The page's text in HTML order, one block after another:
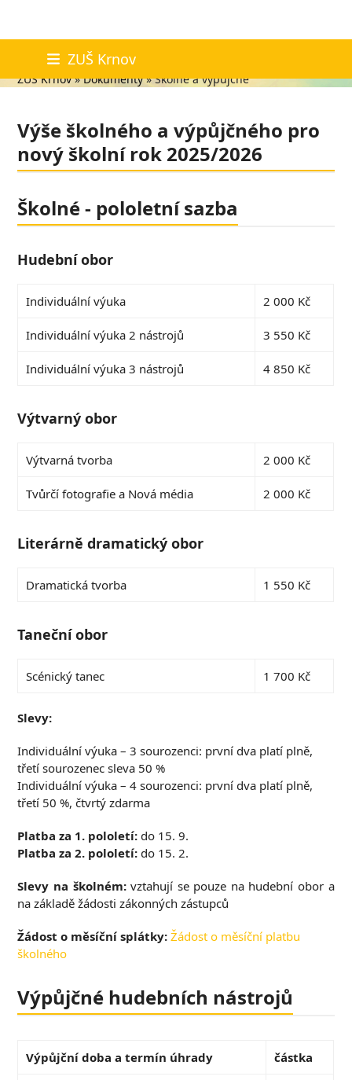
content
ZUŠ Krnov
Školné a výpůjčné
ZUŠ Krnov»Dokumenty»Školné a výpůjčné
Výše školného a výpůjčného pro
nový školní rok 2025/2026
Školné - pololetní sazba
Hudební obor
Individuální výuka 2 000 Kč
Individuální výuka 2 nástrojů 3 550 Kč
Individuální výuka 3 nástrojů 4 850 Kč
Výtvarný obor
Výtvarná tvorba 2 000 Kč
Tvůrčí fotografie a Nová média 2 000 Kč
Literárně dramatický obor
Dramatická tvorba 1 550 Kč
Taneční obor
Scénický tanec 1 700 Kč
Slevy:
Individuální výuka – 3 sourozenci: první dva platí plně,
třetí sourozenec sleva 50 %
Individuální výuka – 4 sourozenci: první dva platí plně,
třetí 50 %, čtvrtý zdarma
Platba za 1. pololetí: do 15. 9.
Platba za 2. pololetí: do 15. 2.
Slevy na školném:vztahují se pouze na hudební obor a
na základě žádosti zákonných zástupců
Žádost o měsíční splátky: Žádost o měsíční platbu
školného
Výpůjčné hudebních nástrojů
Výpůjční doba a termín úhrady částka